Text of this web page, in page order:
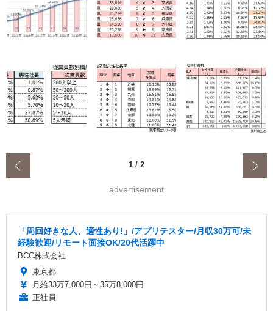
1 / 2
advertisement
「周回好きな人、適性あり!」/アプリテスター/月収30万可/未
経験歓迎/リモート面接OK/20代活躍中
BCC株式会社
東京都
月給33万7,000円～35万8,000円
正社員